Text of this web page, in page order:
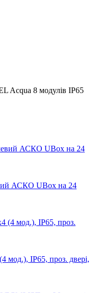
Acqua 8 модулів IP65
АСКО UBox на 24
мод.), IP65, проз. двері,